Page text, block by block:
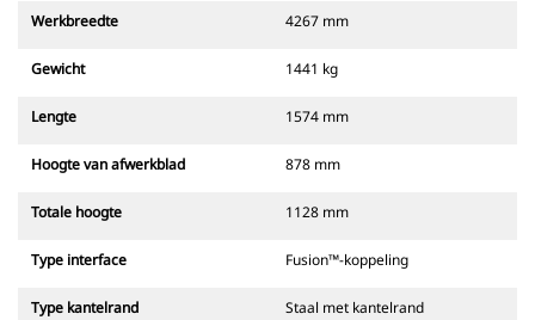
Werkbreedte 4267 mm
Gewicht 1441 kg
Lengte 1574 mm
Hoogte van afwerkblad 878 mm
Totale hoogte 1128 mm
Type interface Fusion™-koppeling
Type kantelrand Staal met kantelrand